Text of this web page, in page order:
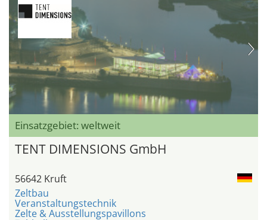
Einsatzgebiet: weltweit
TENT DIMENSIONS GmbH
56642 Kruft
Zeltbau
Veranstaltungstechnik
Zelte & Ausstellungspavillons